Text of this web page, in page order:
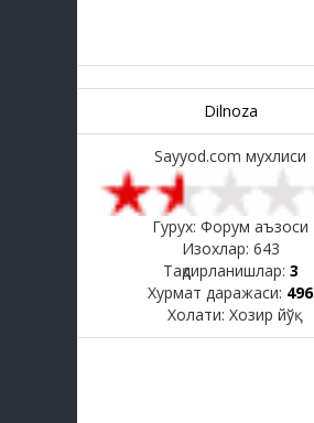
Dilnoza
Sayyod.com мухлиси
Гурух: Форум аъзоси
Изохлар: 643
Тақдирланишлар: 3
Хурмат даражаси: 496
Холати: Хозир йўқ